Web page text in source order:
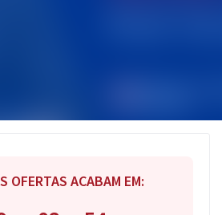
OFERTAS ACABAM EM: